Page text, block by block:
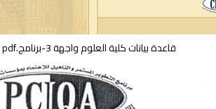
قاعدة بيانات كلية العلوم واجهة 3-برنامج.pdf